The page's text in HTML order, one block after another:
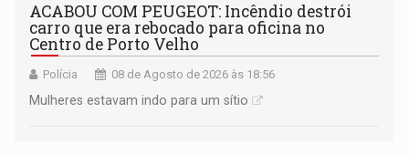
ACABOU COM PEUGEOT: Incêndio destrói
carro que era rebocado para oficina no
Centro de Porto Velho
Polícia 08 de Agosto de 2026 às 18:56
Mulheres estavam indo para um sítio